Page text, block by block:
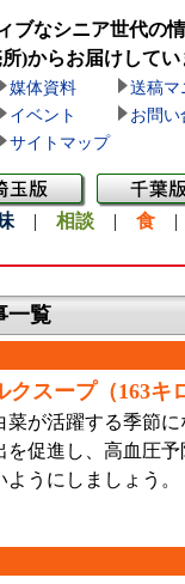
ブなシニア世代の
)からお届けしてい
媒体資料
送稿マ
イベント
お問い
サイトマップ
| 相談 | 食
一覧
クスープ（163キ
が活躍する季節
を促進し、高血圧
うにしましょう。